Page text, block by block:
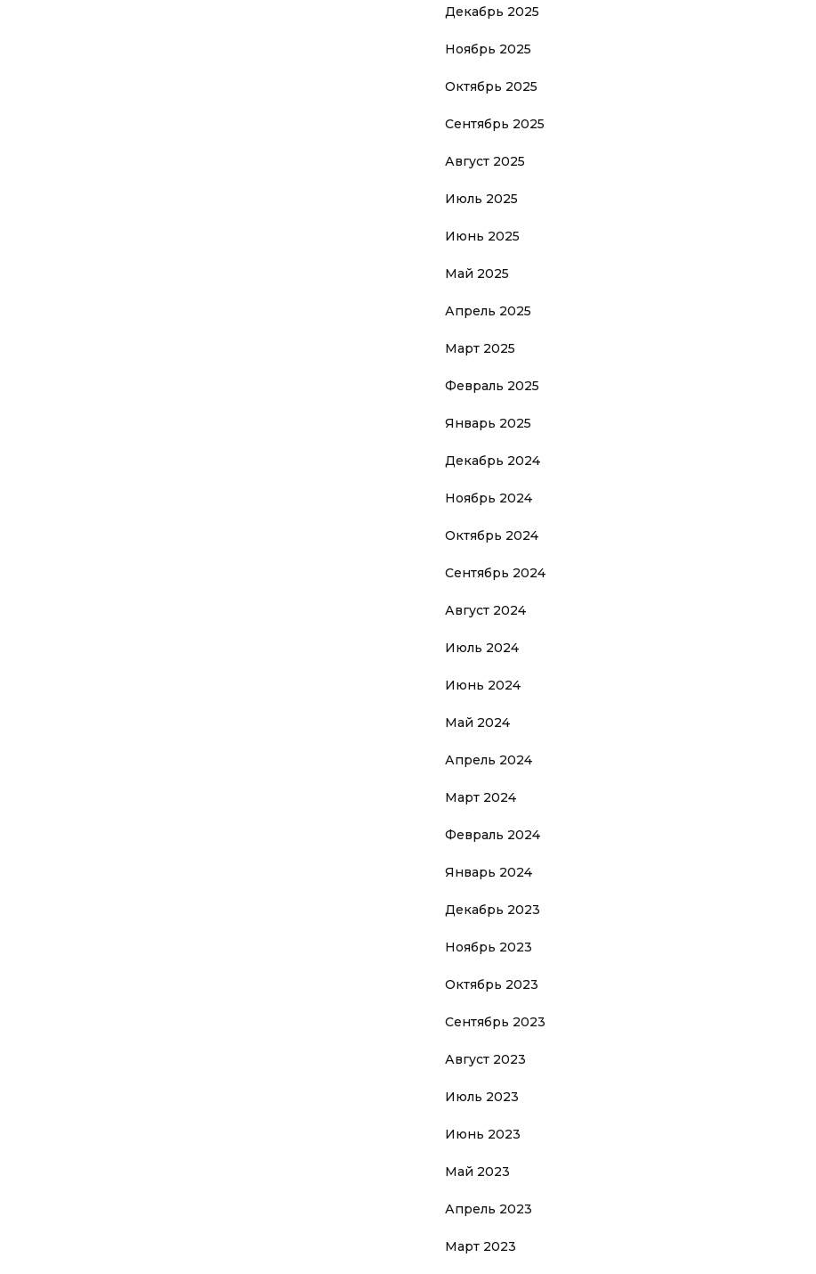
Декабрь 2025
Ноябрь 2025
Октябрь 2025
Сентябрь 2025
Август 2025
Июль 2025
Июнь 2025
Май 2025
Апрель 2025
Март 2025
Февраль 2025
Январь 2025
Декабрь 2024
Ноябрь 2024
Октябрь 2024
Сентябрь 2024
Август 2024
Июль 2024
Июнь 2024
Май 2024
Апрель 2024
Март 2024
Февраль 2024
Январь 2024
Декабрь 2023
Ноябрь 2023
Октябрь 2023
Сентябрь 2023
Август 2023
Июль 2023
Июнь 2023
Май 2023
Апрель 2023
Март 2023